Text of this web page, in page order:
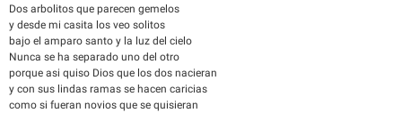
Dos arbolitos que parecen gemelos
y desde mi casita los veo solitos
bajo el amparo santo y la luz del cielo
Nunca se ha separado uno del otro
porque asi quiso Dios que los dos nacieran
y con sus lindas ramas se hacen caricias
como si fueran novios que se quisieran